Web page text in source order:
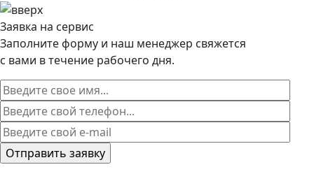
Заявка на сервис
Заполните форму и наш менеджер свяжется
с вами в течение рабочего дня.